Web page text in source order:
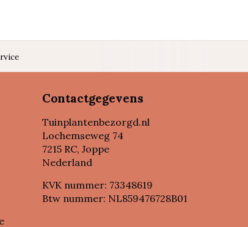
Contactgegevens
Tuinplantenbezorgd.nl
Lochemseweg 74
7215 RC, Joppe
Nederland
KVK nummer: 73348619
Btw nummer: NL859476728B01